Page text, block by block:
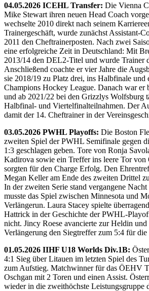
04.05.2026 ICEHL Transfer: Die Vienna
Mike Stewart ihren neuen Head Coach
wechselte 2010 direkt nach seinem
Trainergeschäft, wurde zunächst Assistant-
2011 den Cheftrainerposten. Nach zwei
eine erfolgreiche Zeit in Deutschland: Mit
2013/14 den DEL2-Titel und wurde Trainer
Anschließend coachte er vier Jahre die
sie 2018/19 zu Platz drei, ins Halbfinale und
Champions Hockey League. Danach war er
und ab 2021/22 bei den Grizzlys Wolfsburg
Halbfinal- und Viertelfinalteilnahmen. Der
damit der 14. Cheftrainer in der
03.05.2026 PWHL Playoffs: Die Boston
zweiten Spiel der PWHL Semifinale gegen
1:3 geschlagen geben. Tore von Ronja
Kadirova sowie ein Treffer ins leere Tor von
sorgten für den Charge Erfolg. Den
Megan Keller am Ende des zweiten Drittel
In der zweiten Serie stand vergangene
musste das Spiel zwischen Minnesota und
Verlängerun. Laura Stacey spielte
Hattrick in der Geschichte der PWHL-
nicht. Jincy Roese avancierte zur Heldin
Verlängerung den Siegtreffer zum 5:4 für die
01.05.2026 IIHF U18 Worlds Div.1B:
4:1 Sieg über Litauen im letzten Spiel des
zum Aufstieg. Matchwinner für das ÖEHV
Oschgan mit 2 Toren und einen Assist.
wieder in die zweithöchste Leistungsgruppe